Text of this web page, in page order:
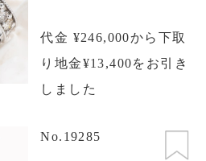
代金 ¥246,000から下取
り地金¥13,400をお引き
しました
No.19285